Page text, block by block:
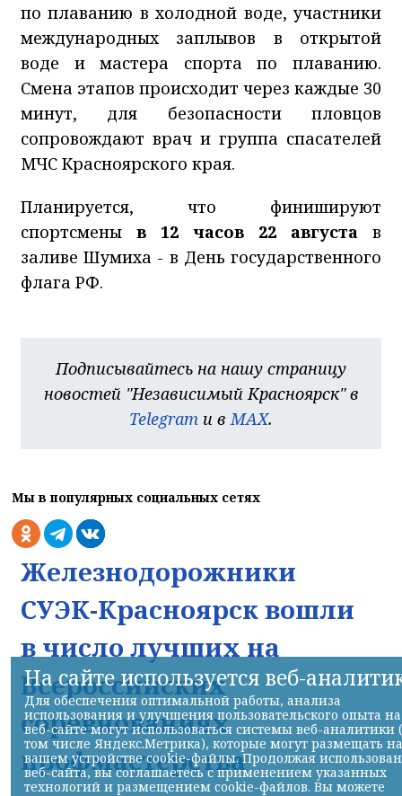
по плаванию в холодной воде, участники
международных заплывов в открытой
воде и мастера спорта по плаванию.
Смена этапов происходит через каждые 30
минут, для безопасности пловцов
сопровождают врач и группа спасателей
МЧС Красноярского края.
Планируется, что финишируют
спортсмены в 12 часов 22 августа в
заливе Шумиха - в День государственного
флага РФ.
Подписывайтесь на нашу страницу
новостей "Независимый Красноярск" в
Telegram и в MAX.
Мы в популярных социальных сетях
Железнодорожники
СУЭК-Красноярск вошли
в число лучших на
Всероссийских
соревнованиях
профмастерства
На сайте используется веб-
Для обеспечения оптимальной работы, анализа
использования и улучшения пользовательского опыта на
веб-сайте могут использоваться системы веб-аналитики
том числе Яндекс.Метрика), которые могут размещать на
вашем устройстве cookie-файлы. Продолжая
веб-сайта, вы соглашаетесь с применением указанных
технологий и размещением cookie-файлов. Вы можете